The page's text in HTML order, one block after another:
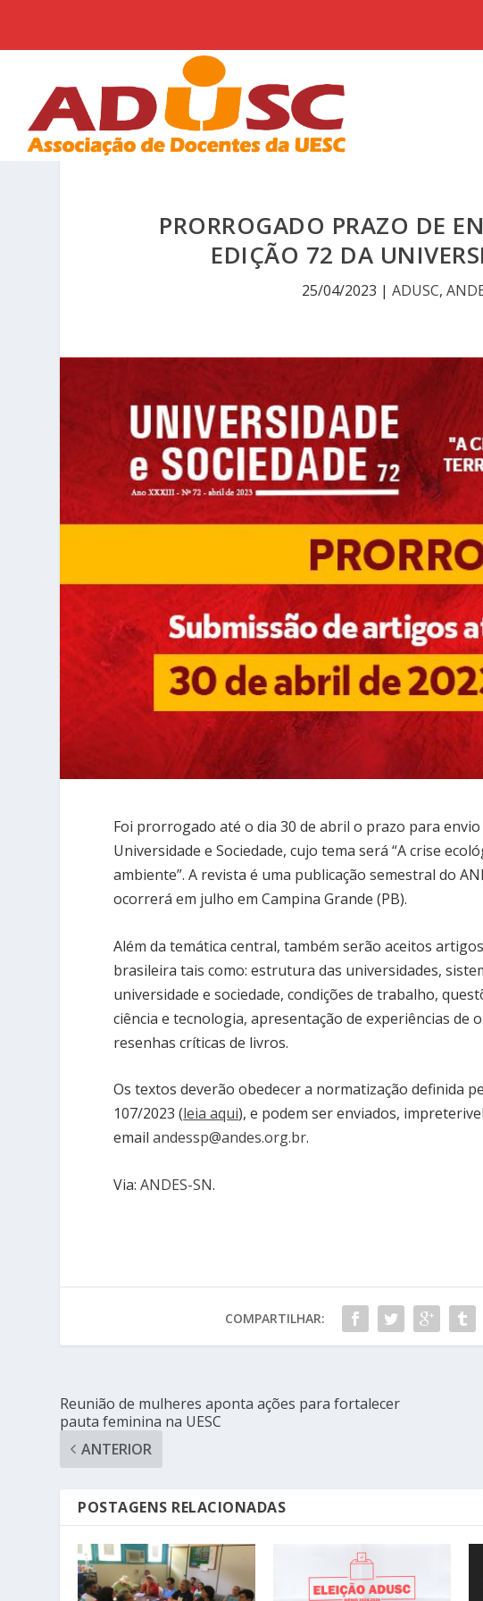
PRORROGADO PRAZO DE
EDIÇÃO 72 DA
25/04/2023 | ADUSC,
Foi prorrogado até o dia 30 de abril o prazo para
Universidade e Sociedade, cujo tema será “A crise
ambiente”. A revista é uma publicação semestral do
ocorrerá em julho em Campina Grande (PB).
Além da temática central, também serão aceitos
brasileira tais como: estrutura das universidades,
universidade e sociedade, condições de trabalho,
ciência e tecnologia, apresentação de experiências de
resenhas críticas de livros.
Os textos deverão obedecer a normatização definida
107/2023 (leia aqui), e podem ser enviados,
emailandessp@andes.org.br.
Via:ANDES-SN.
COMPARTILHAR:
Reunião de mulheres aponta ações para fortalecer
pauta feminina na UESC
ANTERIOR
POSTAGENS RELACIONADAS